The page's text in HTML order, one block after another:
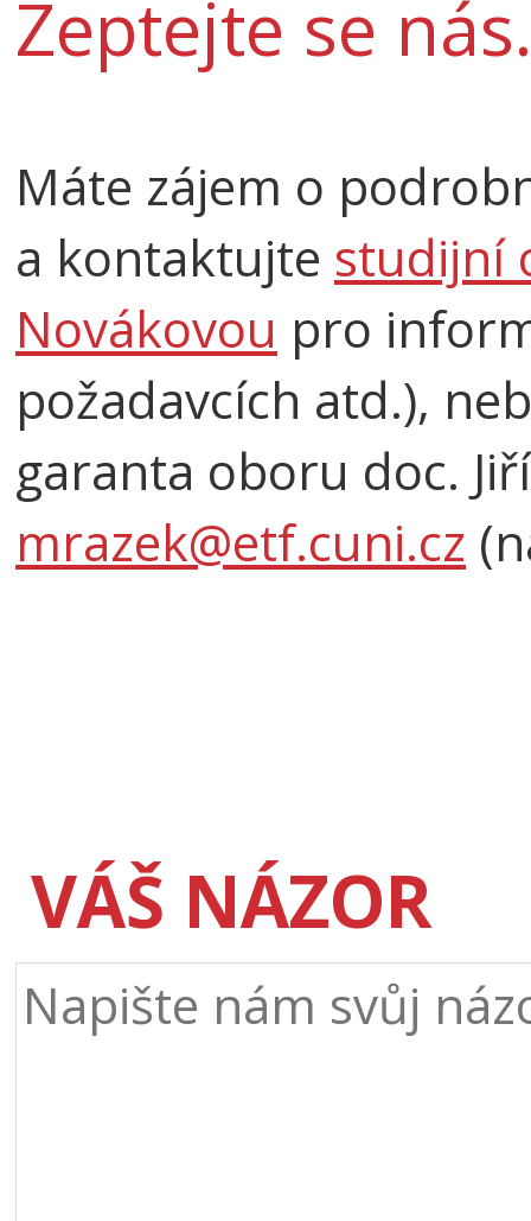
Zeptejte se
Máte zájem o
a kontaktujte studijní
Novákovou pro
požadavcích atd.),
garanta oboru doc.
mrazek@etf.cuni.cz
VÁŠ NÁZOR